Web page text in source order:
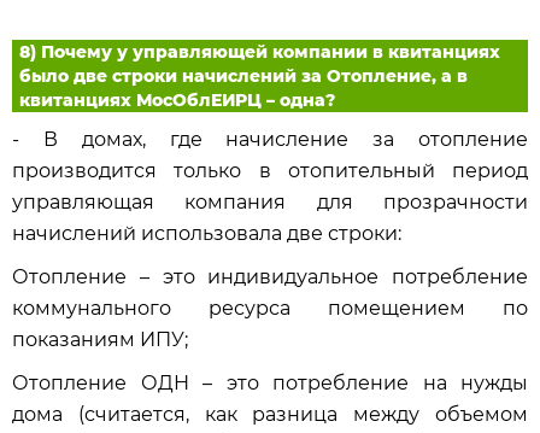
8) Почему у управляющей компании в квитанциях
было две строки начислений за Отопление, а в
квитанциях МосОблЕИРЦ – одна?
- В домах, где начисление за отопление
производится только в отопительный период
управляющая компания для прозрачности
начислений использовала две строки:
Отопление – это индивидуальное потребление
коммунального ресурса помещением по
показаниям ИПУ;
Отопление ОДН – это потребление на нужды
дома (считается, как разница между объемом